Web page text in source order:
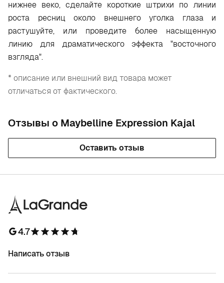
нижнее веко, сделайте короткие штрихи по линии
роста ресниц около внешнего уголка глаза и
растушуйте, или проведите более насыщенную
линию для драматического эффекта "восточного
взгляда".
* описание или внешний вид товара может
отличаться от фактического.
Отзывы о Maybelline Expression Kajal
Оставить отзыв
4.7
Написать отзыв